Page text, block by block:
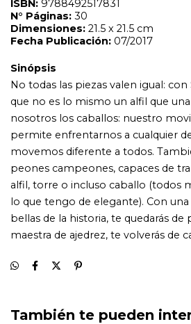
lo que tengo de elegante). Con una de las
bellas de la historia, te quedarás de piedra,
maestra de ajedrez, te volverás de carne y
También te pueden